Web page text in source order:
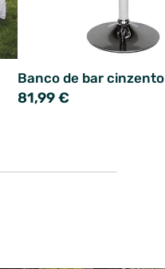
Banco de bar cinzento
81,99 €